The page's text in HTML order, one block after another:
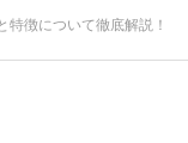
特徴について徹底解説！